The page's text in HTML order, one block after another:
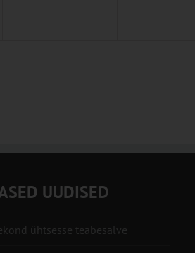
UUDISED
ühtsesse teabesalve